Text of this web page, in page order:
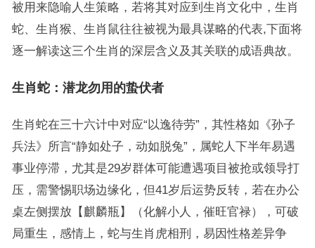
被用来隐喻人生策略，若将其对应到生肖文化中，生肖
蛇、生肖猴、生肖鼠往往被视为最具谋略的代表,下面将
逐一解读这三个生肖的深层含义及其关联的成语典故。
生肖蛇：潜龙勿用的蛰伏者
生肖蛇在三十六计中对应“以逸待劳”，其性格如《孙子
兵法》所言“静如处子，动如脱兔”，属蛇人下半年易遇
事业停滞，尤其是29岁群体可能遭遇项目被抢或领导打
压，需警惕职场边缘化，但41岁后运势反转，若在办公
桌左侧摆放【麒麟瓶】（化解小人，催旺官禄），可破
局重生，感情上，蛇与生肖虎相刑，易因性格差异争